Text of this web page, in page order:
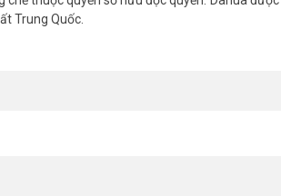
Trung Quốc.